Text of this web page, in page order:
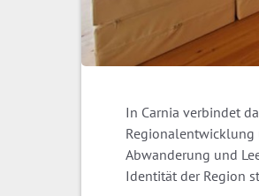
In Carnia verbindet
Regionalentwicklung
Abwanderung und
Identität der Region